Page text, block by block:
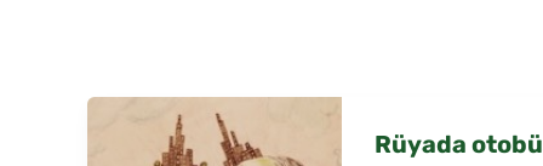
Rüyada